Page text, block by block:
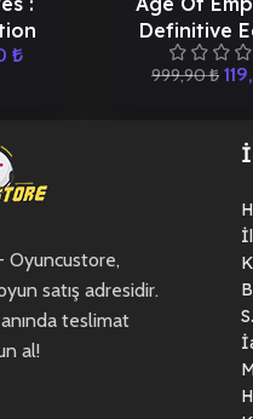
₺
Definitive
999,90₺
Oyuncustore,
satış adresidir.
teslimat
al!